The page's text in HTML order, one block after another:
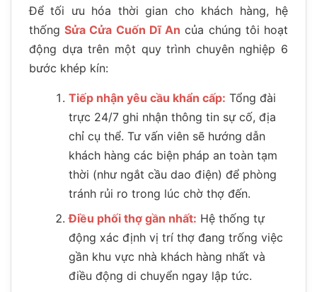
Để tối ưu hóa thời gian cho khách hàng, hệ
thốngSửa Cửa Cuốn Dĩ An của chúng tôi hoạt
động dựa trên một quy trình chuyên nghiệp 6
bước khép kín:
Tiếp nhận yêu cầu khẩn cấp: Tổng đài
trực 24/7 ghi nhận thông tin sự cố, địa
chỉ cụ thể. Tư vấn viên sẽ hướng dẫn
khách hàng các biện pháp an toàn tạm
thời (như ngắt cầu dao điện) để phòng
tránh rủi ro trong lúc chờ thợ đến.
Điều phối thợ gần nhất: Hệ thống tự
động xác định vị trí thợ đang trống việc
gần khu vực nhà khách hàng nhất và
điều động di chuyển ngay lập tức.